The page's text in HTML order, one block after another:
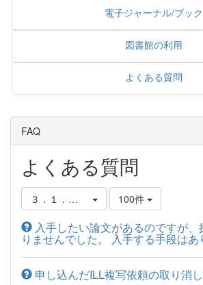
電子ジャーナル/ブック
図書館の利用
よくある質問
FAQ
よくある質問
３．１．資料の取り寄せ方
100件
入手したい論文があるのですが
りませんでした。 入手する手段はあ
申し込んだILL複写依頼の取り消